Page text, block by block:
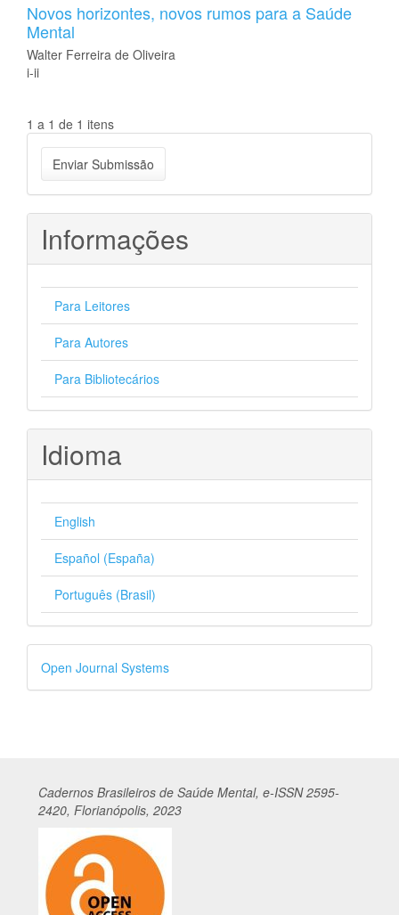
Novos horizontes, novos rumos para a Saúde
Mental
Walter Ferreira de Oliveira
i-ii
1 a 1 de 1 itens
Enviar
Submissão
Enviar Submissão
Informações
Para Leitores
Para Autores
Para Bibliotecários
Idioma
English
Español (España)
Português (Brasil)
Desenvolvido
por
Open Journal Systems
Cadernos Brasileiros de Saúde Mental, e-ISSN 2595-
2420, Florianópolis, 2023